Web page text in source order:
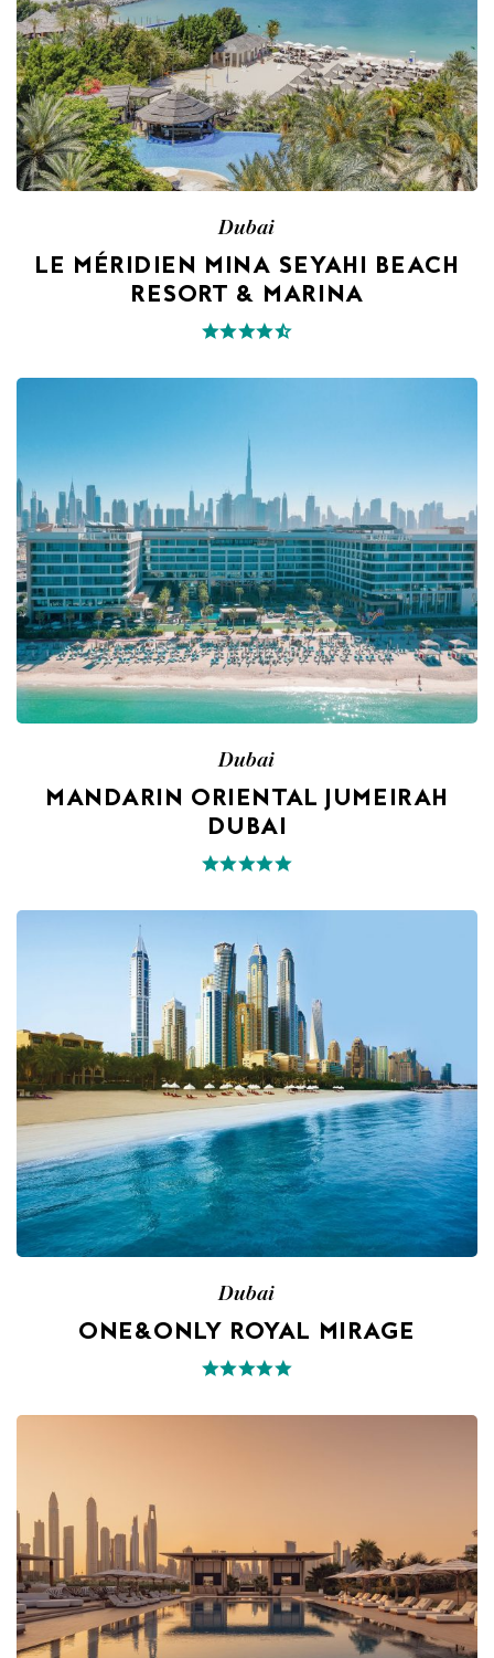
Dubai
LE MÉRIDIEN MINA SEYAHI BEACH
RESORT & MARINA
Dubai
MANDARIN ORIENTAL JUMEIRAH
DUBAI
Dubai
ONE&ONLY ROYAL MIRAGE